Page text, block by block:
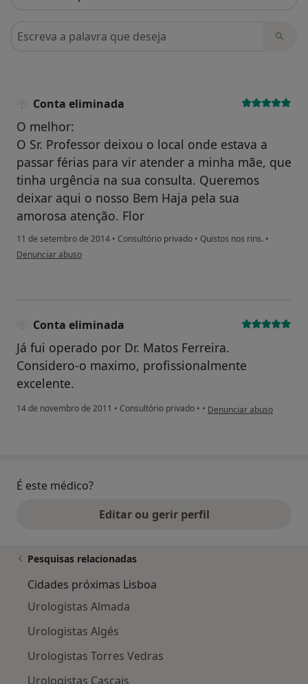
Pesquisar em opiniões
Conta eliminada
O melhor:
O Sr. Professor deixou o local onde estava a
passar férias para vir atender a minha mãe, que
tinha urgência na sua consulta. Queremos
deixar aqui o nosso Bem Haja pela sua
amorosa atenção. Flor
11 de setembro de 2014 • Consultório privado • Quistos nos rins. •
na opinião do utilizador Conta eliminada
Denunciar abuso
Conta eliminada
Já fui operado por Dr. Matos Ferreira.
Considero-o maximo, profissionalmente
excelente.
14 de novembro de 2011 • Consultório privado • • na opinião do utilizador
Denunciar abuso
É este médico?
Editar ou gerir perfil
Pesquisas relacionadas
Cidades próximas Lisboa
Urologistas Almada
Urologistas Algés
Urologistas Torres Vedras
Urologistas Cascais